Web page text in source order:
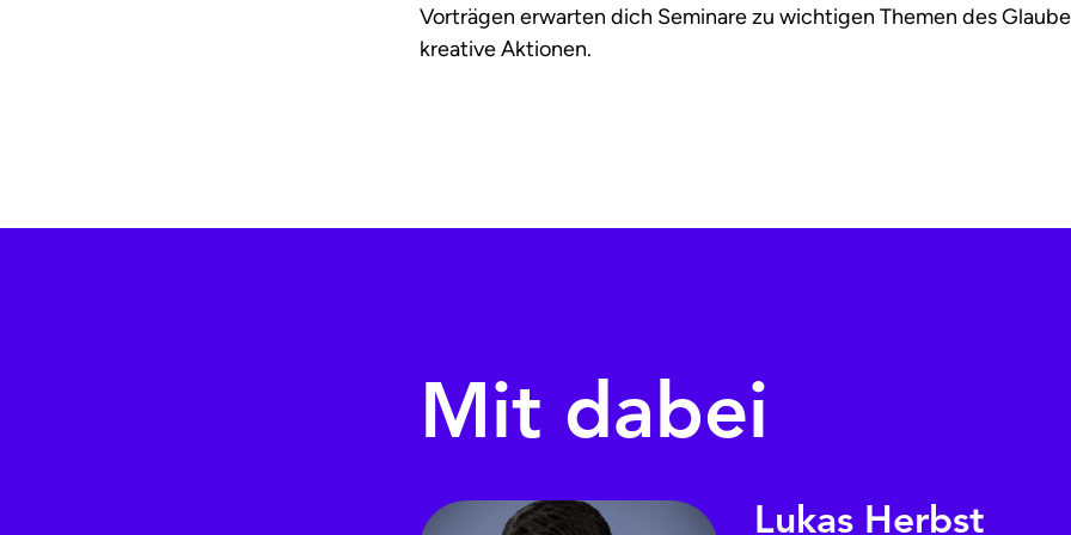
Vorträgen erwarten dich Seminare zu wichtigen Themen des
kreative Aktionen.
Mit dabei
Lukas Herbst